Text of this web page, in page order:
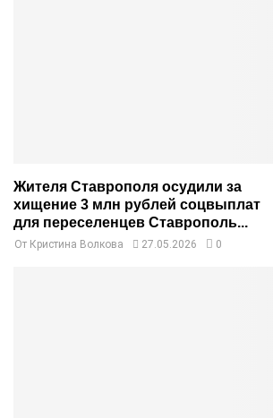
Жителя Ставрополя осудили за
хищение 3 млн рублей соцвыплат
для переселенцев Ставрополь...
От Кристина Волкова 27.05.2026 0